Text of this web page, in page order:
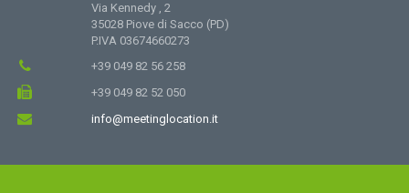
Via Kennedy , 2
35028 Piove di Sacco (PD)
P.IVA 03674660273
+39 049 82 56 258
+39 049 82 52 050
info@meetinglocation.it